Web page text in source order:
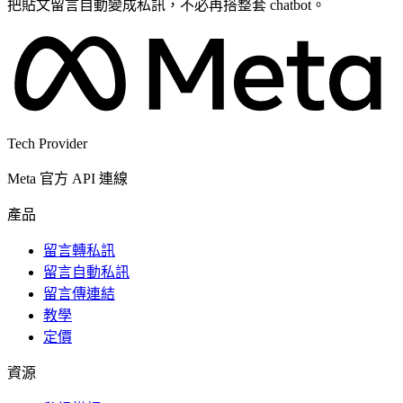
把貼文留言自動變成私訊，不必再搭整套 chatbot。
Tech Provider
Meta 官方 API 連線
產品
留言轉私訊
留言自動私訊
留言傳連結
教學
定價
資源